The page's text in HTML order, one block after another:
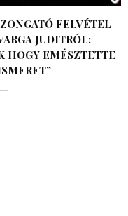
FELVÉTEL
JUDITRÓL:
HOGY EMÉSZTETTE